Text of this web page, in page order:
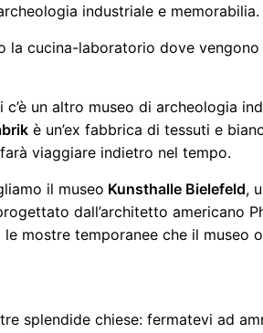
industriale e memorabilia.
la cucina-laboratorio dove
un altro museo di archeologia
è un’ex fabbrica di tessuti e
viaggiare indietro nel tempo.
il museo Kunsthalle Bielefeld,
dall’architetto americano
mostre temporanee che il museo
splendide chiese: fermatevi ad